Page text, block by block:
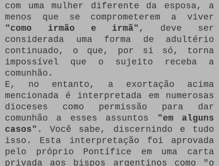
com uma mulher diferente da esposa, a
menos que se comprometerem a viver
"como irmão e irmã" , deve ser
considerada uma forma de adultério
continuado, o que, por si só, torna
impossível que o sujeito receba a
comunhão.
E, no entanto, a exortação acima
mencionada é interpretada em numerosas
dioceses como permissão para dar
comunhão a esses assuntos
"em alguns
casos" .
Você sabe, discernindo e tudo
isso.
Esta interpretação foi aprovada
pelo próprio Pontífice em uma carta
privada aos bispos argentinos como "o